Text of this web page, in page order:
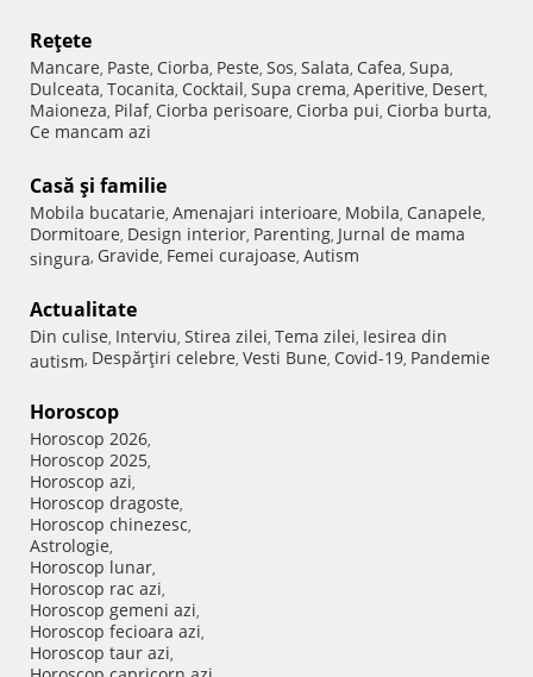
Reţete
Mancare, Paste, Ciorba, Peste, Sos, Salata, Cafea, Supa,
Dulceata, Tocanita, Cocktail, Supa crema, Aperitive, Desert,
Maioneza, Pilaf, Ciorba perisoare, Ciorba pui, Ciorba burta,
Ce mancam azi
Casă şi familie
Mobila bucatarie, Amenajari interioare, Mobila, Canapele,
Dormitoare, Design interior, Parenting, Jurnal de mama
singura, Gravide, Femei curajoase, Autism
Actualitate
Din culise, Interviu, Stirea zilei, Tema zilei, Iesirea din
autism, Despărţiri celebre, Vesti Bune, Covid-19, Pandemie
Horoscop
Horoscop 2026,
Horoscop 2025,
Horoscop azi,
Horoscop dragoste,
Horoscop chinezesc,
Astrologie,
Horoscop lunar,
Horoscop rac azi,
Horoscop gemeni azi,
Horoscop fecioara azi,
Horoscop taur azi,